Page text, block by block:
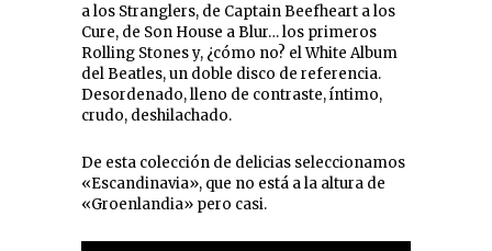
a los Stranglers, de Captain Beefheart a los
Cure, de Son House a Blur… los primeros
Rolling Stones y, ¿cómo no? el White Album
del Beatles, un doble disco de referencia.
Desordenado, lleno de contraste, íntimo,
crudo, deshilachado.
De esta colección de delicias seleccionamos
«Escandinavia», que no está a la altura de
«Groenlandia» pero casi.